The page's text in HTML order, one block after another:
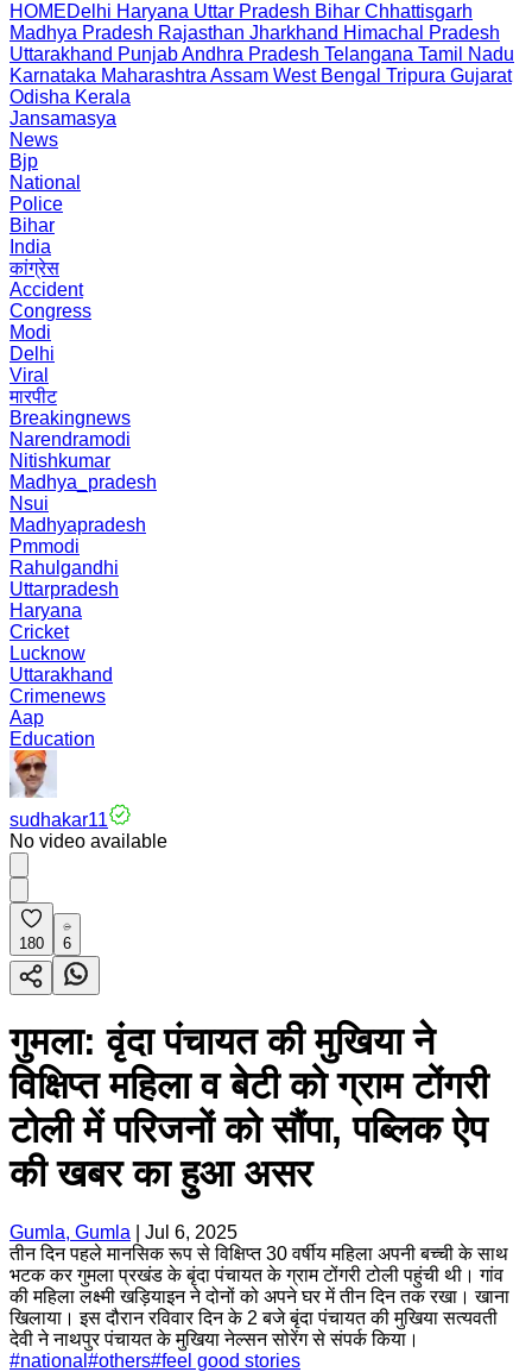
HOMEDelhi Haryana Uttar Pradesh Bihar Chhattisgarh
Madhya Pradesh Rajasthan Jharkhand Himachal Pradesh
Uttarakhand PunjabAndhra Pradesh Telangana Tamil Nadu
Karnataka Maharashtra Assam West Bengal Tripura Gujarat
Odisha Kerala
Jansamasya
News
Bjp
National
Police
Bihar
India
कांग्रेस
Accident
Congress
Modi
Delhi
Viral
मारपीट
Breakingnews
Narendramodi
Nitishkumar
Madhya_pradesh
Nsui
Madhyapradesh
Pmmodi
Rahulgandhi
Uttarpradesh
Haryana
Cricket
Lucknow
Uttarakhand
Crimenews
Aap
Education
sudhakar11
No video available
180 6
गुमला: वृंदा पंचायत की मुखिया ने
विक्षिप्त महिला व बेटी को ग्राम टोंगरी
टोली में परिजनों को सौंपा, पब्लिक ऐप
की खबर का हुआ असर
Gumla, Gumla
Jul 6, 2025
तीन दिन पहले मानसिक रूप से विक्षिप्त 30 वर्षीय महिला अपनी बच्ची के साथ
भटक कर गुमला प्रखंड के बृंदा पंचायत के ग्राम टोंगरी टोली पहुंची थी। गांव
की महिला लक्ष्मी खड़ियाइन ने दोनों को अपने घर में तीन दिन तक रखा। खाना
खिलाया। इस दौरान रविवार दिन के 2 बजे बृंदा पंचायत की मुखिया सत्यवती
देवी ने नाथपुर पंचायत के मुखिया नेल्सन सोरेंग से संपर्क किया।
#national #others#feel good stories